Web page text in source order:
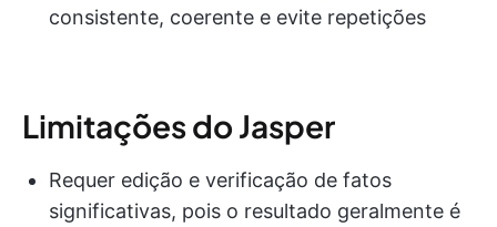
consistente, coerente e evite repetições
Limitações do Jasper
Requer edição e verificação de fatos
significativas, pois o resultado geralmente é